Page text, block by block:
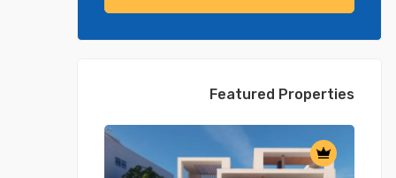
Featured Properties